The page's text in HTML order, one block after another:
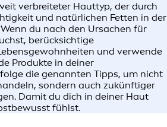
verbreiteter Hauttyp, der durch
und natürlichen Fetten in der
du nach den Ursachen für
berücksichtige
und verwende
Produkte in deiner
die genannten Tipps, um nicht
sondern auch zukünftiger
Damit du dich in deiner Haut
fühlst.